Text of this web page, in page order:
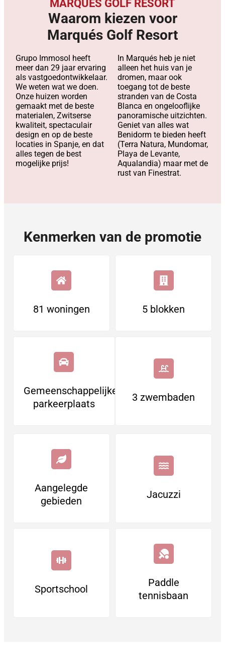
MARQUÉS GOLF RESORT
Waarom kiezen voor
Marqués Golf Resort
Grupo Immosol heeft
meer dan 29 jaar ervaring
als vastgoedontwikkelaar.
We weten wat we doen.
Onze huizen worden
gemaakt met de beste
materialen, Zwitserse
kwaliteit, spectaculair
design en op de beste
locaties in Spanje, en dat
alles tegen de best
mogelijke prijs!
In Marqués heb je niet
alleen het huis van je
dromen, maar ook
toegang tot de beste
stranden van de Costa
Blanca en ongelooflijke
panoramische uitzichten.
Geniet van alles wat
Benidorm te bieden heeft
(Terra Natura, Mundomar,
Playa de Levante,
Aqualandia) maar met de
rust van Finestrat.
Kenmerken van de promotie
81 woningen 5 blokken
Gemeenschappelijke
parkeerplaats
3 zwembaden
Aangelegde
gebieden
Jacuzzi
Sportschool
Paddle
tennisbaan